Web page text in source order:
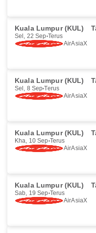
Kuala Lumpur (KUL)
Sel, 22 Sep Terus
AirAsiaX
Kuala Lumpur (KUL)
Sel, 8 Sep Terus
AirAsiaX
Kuala Lumpur (KUL)
Kha, 10 Sep Terus
AirAsiaX
Kuala Lumpur (KUL)
Sab, 19 Sep Terus
AirAsiaX